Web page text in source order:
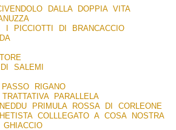
DALLA DOPPIA VITA
I PICCIOTTI DI BRANCACCIO
SALEMI
RIGANO
PARALLELA
PRIMULA ROSSA DI CORLEONE
COLLLEGATO A COSA NOSTRA